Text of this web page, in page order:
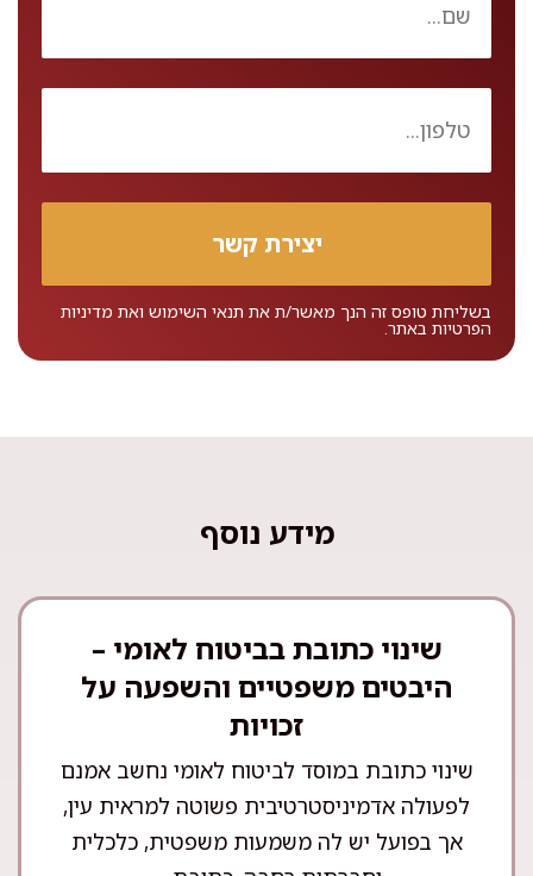
בשליחת טופס זה הנך מאשר/ת את תנאי השימוש ואת מדיניות
הפרטיות באתר.
מידע נוסף
שינוי כתובת בביטוח לאומי –
היבטים משפטיים והשפעה על
זכויות
שינוי כתובת במוסד לביטוח לאומי נחשב אמנם
לפעולה אדמיניסטרטיבית פשוטה למראית עין,
אך בפועל יש לה משמעות משפטית, כלכלית